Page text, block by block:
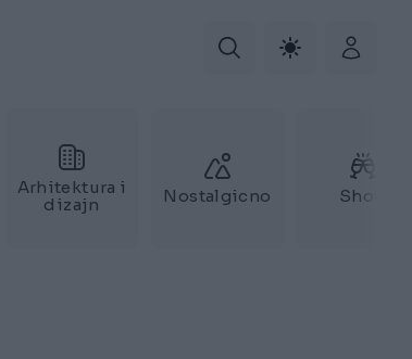
Arhitektura i
dizajn
Nostalgicno Show